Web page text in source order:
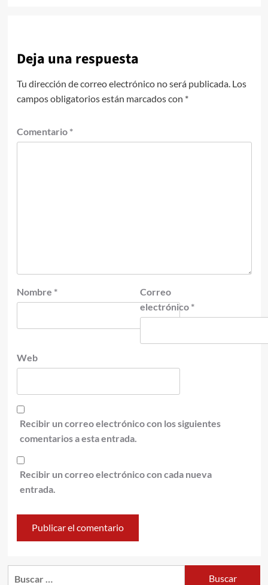
Deja una respuesta
Tu dirección de correo electrónico no será publicada. Los
campos obligatorios están marcados con *
Comentario *
Nombre *
Correo
electrónico *
Web
Recibir un correo electrónico con los siguientes
comentarios a esta entrada.
Recibir un correo electrónico con cada nueva
entrada.